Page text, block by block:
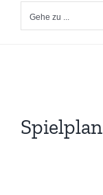
Gehe zu ...
Spielplan